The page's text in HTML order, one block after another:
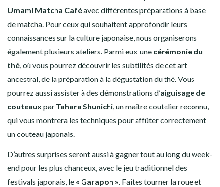
Umami Matcha Caféavec différentes préparations à base
de matcha. Pour ceux qui souhaitent approfondir leurs
connaissances sur la culture japonaise, nous organiserons
également plusieurs ateliers. Parmi eux, une cérémonie du
thé, où vous pourrez découvrir les subtilités de cet art
ancestral, de la préparation à la dégustation du thé. Vous
pourrez aussi assister à des démonstrations d’aiguisage de
couteaux par Tahara Shunichi, un maître coutelier reconnu,
qui vous montrera les techniques pour affûter correctement
un couteau japonais.
D’autres surprises seront aussi à gagner tout au long du week-
end pour les plus chanceux, avec le jeu traditionnel des
festivals japonais, le « Garapon ». Faites tourner la roue et